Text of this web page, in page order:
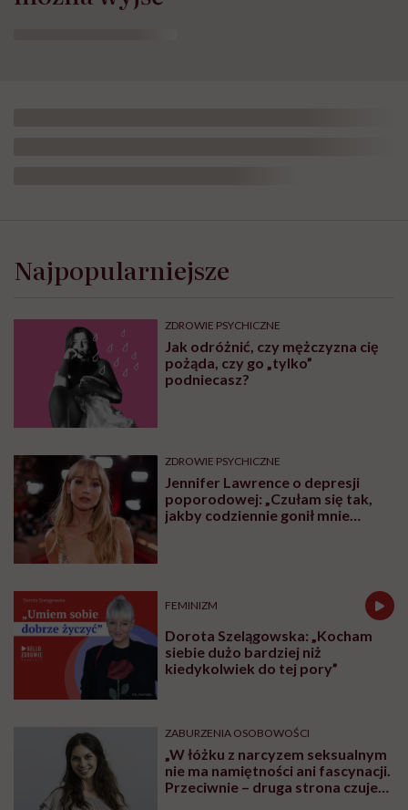
Najpopularniejsze
ZDROWIE PSYCHICZNE
Jak odróżnić, czy mężczyzna cię
pożąda, czy go „tylko”
podniecasz?
ZDROWIE PSYCHICZNE
Jennifer Lawrence o depresji
poporodowej: „Czułam się tak,
jakby codziennie gonił mnie
FEMINIZM
Dorota Szelągowska: „Kocham
siebie dużo bardziej niż
kiedykolwiek do tej pory”
ZABURZENIA OSOBOWOŚCI
„W łóżku z narcyzem seksualnym
nie ma namiętności ani fascynacji.
Przeciwnie – druga strona czuje